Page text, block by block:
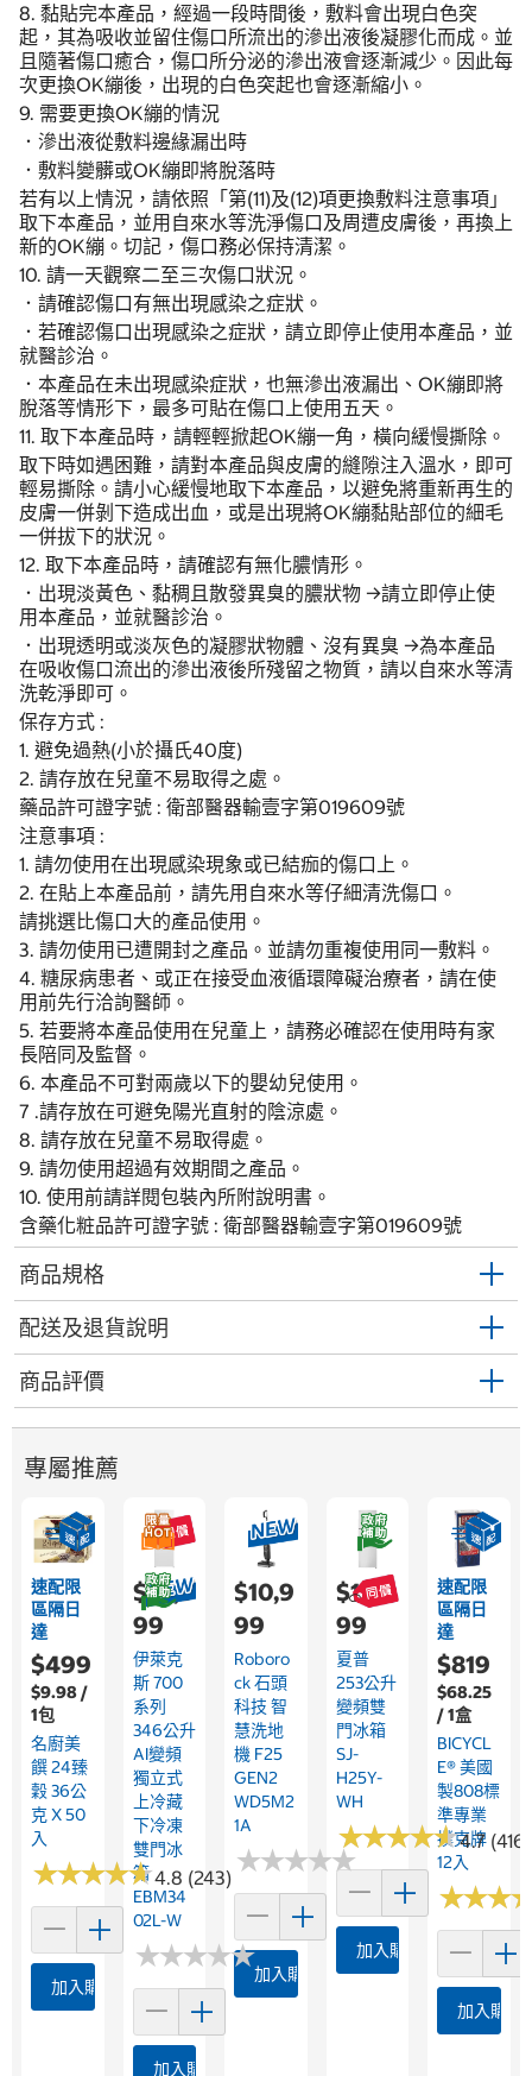
8. 黏貼完本產品，經過一段時間後，敷料會出現白色突
起，其為吸收並留住傷口所流出的滲出液後凝膠化而成。並
且隨著傷口癒合，傷口所分泌的滲出液會逐漸減少。因此每
次更換OK繃後，出現的白色突起也會逐漸縮小。
9. 需要更換OK繃的情況
．滲出液從敷料邊緣漏出時
．敷料變髒或OK繃即將脫落時
若有以上情況，請依照「第(11)及(12)項更換敷料注意事項」
取下本產品，並用自來水等洗淨傷口及周遭皮膚後，再換上
新的OK繃。切記，傷口務必保持清潔。
10. 請一天觀察二至三次傷口狀況。
．請確認傷口有無出現感染之症狀。
．若確認傷口出現感染之症狀，請立即停止使用本產品，並
就醫診治。
．本產品在未出現感染症狀，也無滲出液漏出、OK繃即將
脫落等情形下，最多可貼在傷口上使用五天。
11. 取下本產品時，請輕輕掀起OK繃一角，橫向緩慢撕除。
取下時如遇困難，請對本產品與皮膚的縫隙注入溫水，即可
輕易撕除。請小心緩慢地取下本產品，以避免將重新再生的
皮膚一併剝下造成出血，或是出現將OK繃黏貼部位的細毛
一併拔下的狀況。
12. 取下本產品時，請確認有無化膿情形。
．出現淡黃色、黏稠且散發異臭的膿狀物 →請立即停止使
用本產品，並就醫診治。
．出現透明或淡灰色的凝膠狀物體、沒有異臭 →為本產品
在吸收傷口流出的滲出液後所殘留之物質，請以自來水等清
洗乾淨即可。
保存方式 :
1. 避免過熱(小於攝氏40度)
2. 請存放在兒童不易取得之處。
藥品許可證字號 : 衛部醫器輸壹字第019609號
注意事項 :
1. 請勿使用在出現感染現象或已結痂的傷口上。
2. 在貼上本產品前，請先用自來水等仔細清洗傷口。
請挑選比傷口大的產品使用。
3. 請勿使用已遭開封之產品。並請勿重複使用同一敷料。
4. 糖尿病患者、或正在接受血液循環障礙治療者，請在使
用前先行洽詢醫師。
5. 若要將本產品使用在兒童上，請務必確認在使用時有家
長陪同及監督。
6. 本產品不可對兩歲以下的嬰幼兒使用。
7 .請存放在可避免陽光直射的陰涼處。
8. 請存放在兒童不易取得處。
9. 請勿使用超過有效期間之產品。
10. 使用前請詳閱包裝內所附說明書。
含藥化粧品許可證字號 : 衛部醫器輸壹字第019609號
商品規格
配送及退貨說明
商品評價
專屬推薦
速配限
區隔日
達
$499
$9.98 /
1包
名廚美
饌 24臻
穀 36公
克 X 50
入
★★★★★
★★★★★4.8 (243)
加入購物車
$22,9
99
伊萊克
斯 700
系列
346公升
AI變頻
獨立式
上冷藏
下冷凍
雙門冰
箱
EBM34
02L-W
★★★★★
★★★★★
加入購物車
$10,9
99
Roboro
Ck 石頭
科技 智
慧洗地
機 F25
GEN2
WD5M2
1A
★★★★★
★★★★★
加入購物車
$13,9
99
夏普
253公升
變頻雙
門冰箱
SJ-
H25Y-
WH
★★★★★
★★★★★4.7 (416)
加入購物車
速配限
區隔日
達
$819
$68.25
/ 1盒
BICYCL
E® 美國
製808標
準專業
撲克牌
12入
★★★
★★★
加入購物